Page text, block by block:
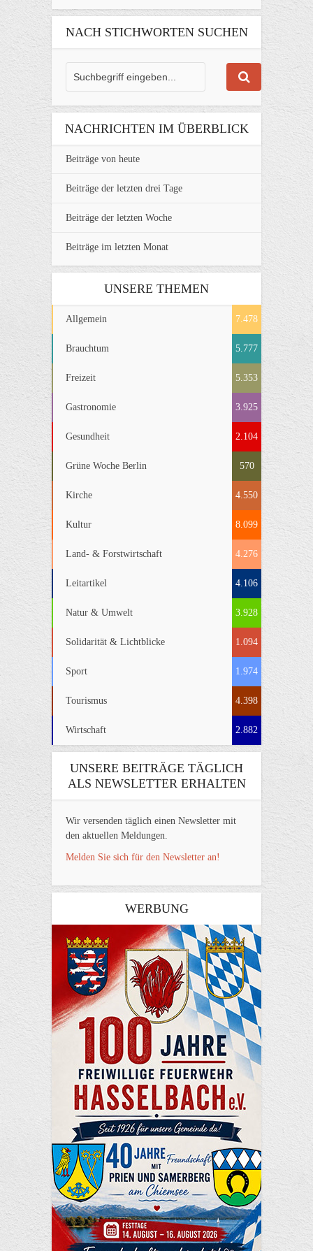
NACH STICHWORTEN SUCHEN
NACHRICHTEN IM ÜBERBLICK
Beiträge von heute
Beiträge der letzten drei Tage
Beiträge der letzten Woche
Beiträge im letzten Monat
UNSERE THEMEN
Allgemein 7.478
Brauchtum 5.777
Freizeit 5.353
Gastronomie 3.925
Gesundheit 2.104
Grüne Woche Berlin 570
Kirche 4.550
Kultur 8.099
Land- & Forstwirtschaft 4.276
Leitartikel 4.106
Natur & Umwelt 3.928
Solidarität & Lichtblicke 1.094
Sport 1.974
Tourismus 4.398
Wirtschaft 2.882
UNSERE BEITRÄGE TÄGLICH
ALS NEWSLETTER ERHALTEN
Wir versenden täglich einen Newsletter mit
den aktuellen Meldungen.
Melden Sie sich für den Newsletter an!
WERBUNG